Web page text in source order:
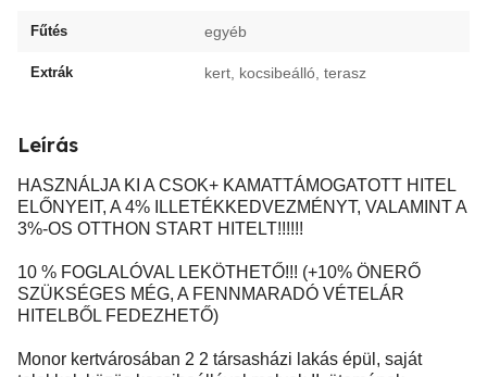
Fűtés egyéb
Extrák kert, kocsibeálló, terasz
Leírás
HASZNÁLJA KI A CSOK+ KAMATTÁMOGATOTT HITEL
ELŐNYEIT, A 4% ILLETÉKKEDVEZMÉNYT, VALAMINT A
3%-OS OTTHON START HITELT!!!!!!
10 % FOGLALÓVAL LEKÖTHETŐ!!! (+10% ÖNERŐ
SZÜKSÉGES MÉG, A FENNMARADÓ VÉTELÁR
HITELBŐL FEDEZHETŐ)
Monor kertvárosában 2 2 társasházi lakás épül, saját